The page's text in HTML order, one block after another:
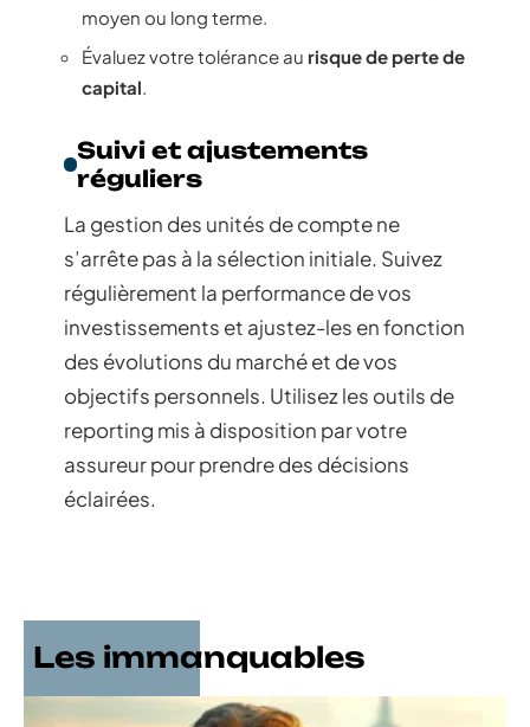
moyen ou long terme.
Évaluez votre tolérance au risque de perte de
capital.
Suivi et ajustements
réguliers
La gestion des unités de compte ne
s’arrête pas à la sélection initiale. Suivez
régulièrement la performance de vos
investissements et ajustez-les en fonction
des évolutions du marché et de vos
objectifs personnels. Utilisez les outils de
reporting mis à disposition par votre
assureur pour prendre des décisions
éclairées.
Les immanquables